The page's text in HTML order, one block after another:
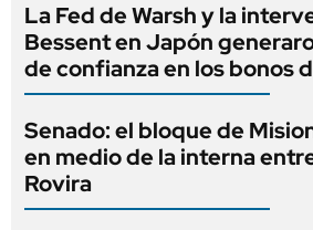
La Fed de Warsh y la
Bessent en Japón
de confianza en los bonos
Senado: el bloque de
en medio de la interna
Rovira